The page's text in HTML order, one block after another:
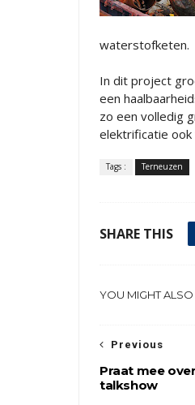
waterstofketen.
In dit project
een
zo een volledig
elektrificatie
Tags : Terneuzen
SHARE THIS
YOU MIGHT ALSO
Previous
Praat mee
talkshow